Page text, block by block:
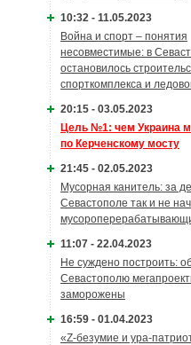
10:32 - 11.05.2023
Война и спорт – понятия
несовместимые: в
остановилось
спорткомплекса и
20:15 - 03.05.2023
Цель №1: чем Украина
по Керченскому мосту
21:45 - 02.05.2023
Мусорная канитель: за
Севастополе так и не
11:07 - 22.04.2023
Не суждено построить:
Севастополю
заморожены
16:59 - 01.04.2023
«Z-безумие и ура-